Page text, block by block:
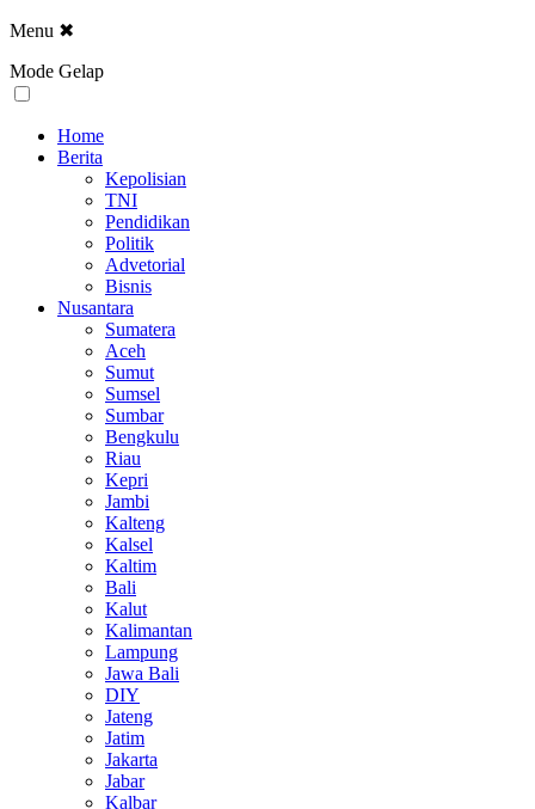
Menu ✖
Mode Gelap
Home
Berita
Kepolisian
TNI
Pendidikan
Politik
Advetorial
Bisnis
Nusantara
Sumatera
Aceh
Sumut
Sumsel
Sumbar
Bengkulu
Riau
Kepri
Jambi
Kalteng
Kalsel
Kaltim
Bali
Kalut
Kalimantan
Lampung
Jawa Bali
DIY
Jateng
Jatim
Jakarta
Jabar
Kalbar